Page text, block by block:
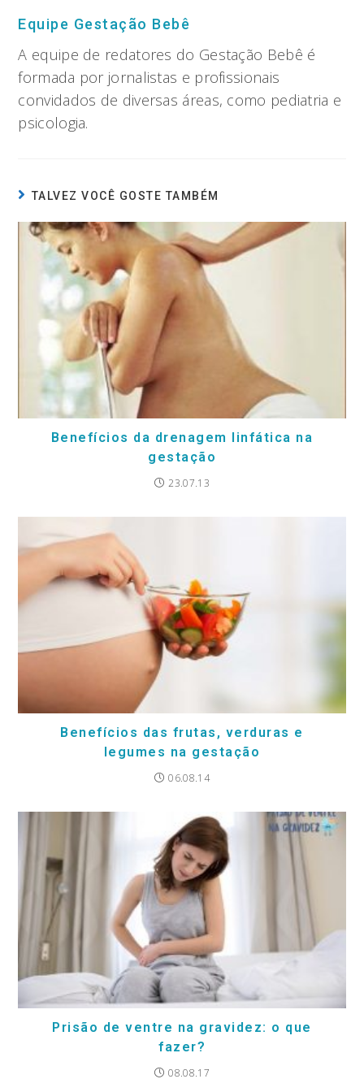
Equipe Gestação Bebê
A equipe de redatores do Gestação Bebê é
formada por jornalistas e profissionais
convidados de diversas áreas, como pediatria e
psicologia.
TALVEZ VOCÊ GOSTE TAMBÉM
Benefícios da drenagem linfática na
gestação
23.07.13
Benefícios das frutas, verduras e
legumes na gestação
06.08.14
Prisão de ventre na gravidez: o que
fazer?
08.08.17